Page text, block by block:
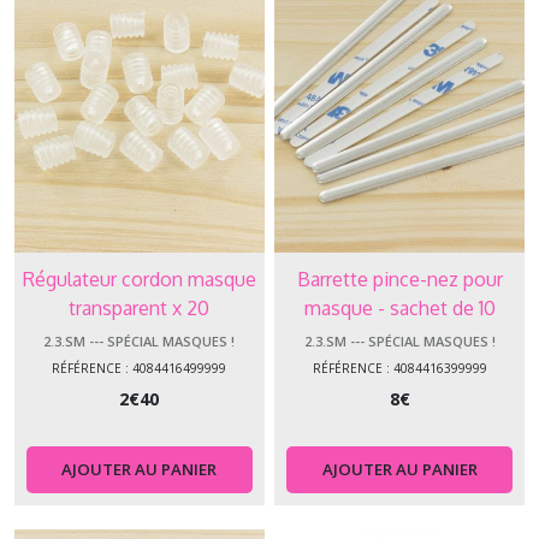
Régulateur cordon masque
transparent x 20
2.3.SM --- SPÉCIAL MASQUES !
RÉFÉRENCE : 4084416499999
2€40
AJOUTER AU PANIER
Barrette pince-nez pour
masque - sachet de 10
unités
2.3.SM --- SPÉCIAL MASQUES !
RÉFÉRENCE : 4084416399999
8€
AJOUTER AU PANIER